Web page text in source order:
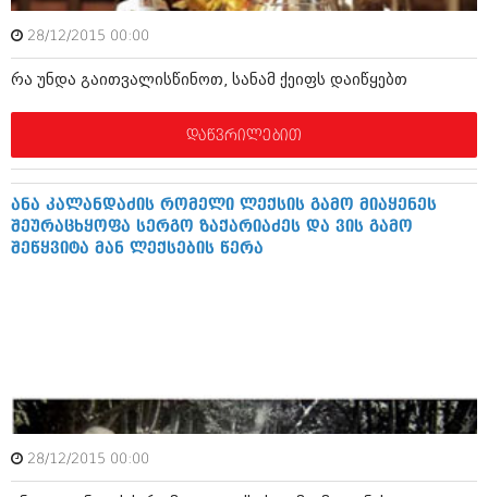
მარტი 2014 (413)
თებერვალი 2014 (318)
იანვარი 2014 (297)
დეკემბერი 2013 (365)
სექტემბერი 2013 (368)
აგვისტო 2013 (89)
ივლისი 2013 (182)
ივნისი 2013 (212)
მაისი 2013 (259)
აპრილი 2013 (304)
სექტემბერი 2012 (264)
აგვისტო 2012 (268)
ივლისი 2012 (322)
მაისი 2012 (240)
28/12/2015 00:00
რა უნდა გაითვალისწინოთ, სანამ ქეიფს დაიწყებთ
დაწვრილებით
ანა კალანდაძის რომელი ლექსის გამო მიაყენეს
შეურაცხყოფა სერგო ზაქარიაძეს და ვის გამო
შეწყვიტა მან ლექსების წერა
28/12/2015 00:00